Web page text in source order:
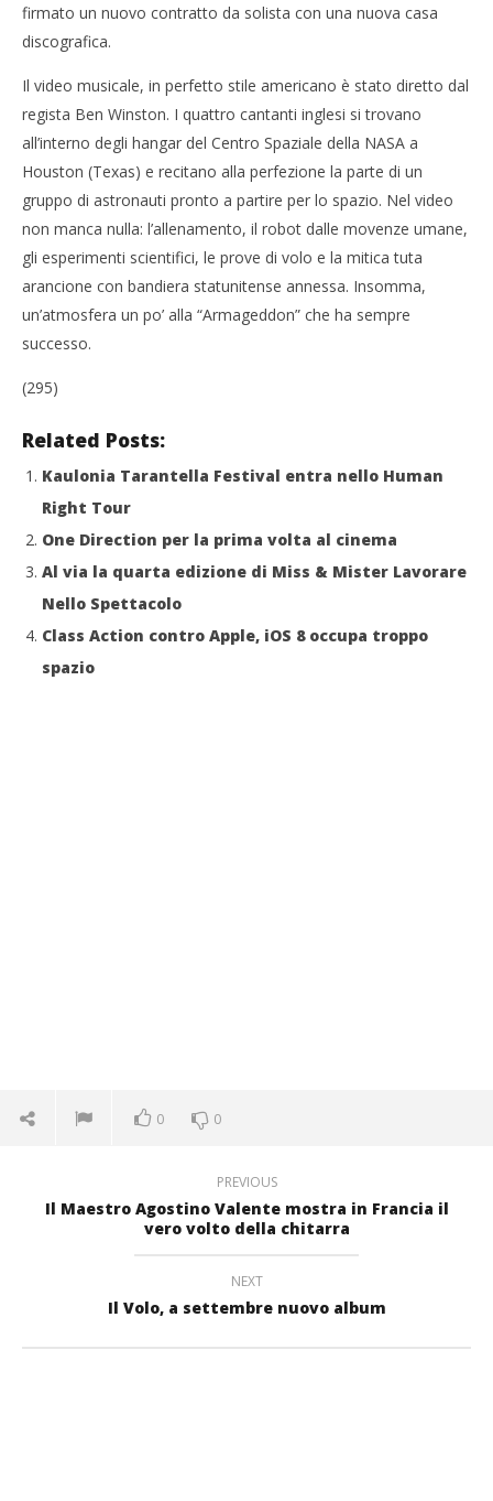
One Direction nello spazio
21/08/2015
firmato un nuovo contratto da solista con una nuova casa
discografica.
Il video musicale, in perfetto stile americano è stato diretto dal
regista Ben Winston. I quattro cantanti inglesi si trovano
all’interno degli hangar del Centro Spaziale della NASA a
Houston (Texas) e recitano alla perfezione la parte di un
gruppo di astronauti pronto a partire per lo spazio. Nel video
non manca nulla: l’allenamento, il robot dalle movenze umane,
gli esperimenti scientifici, le prove di volo e la mitica tuta
arancione con bandiera statunitense annessa. Insomma,
un’atmosfera un po’ alla “Armageddon” che ha sempre
successo.
(295)
Related Posts:
Kaulonia Tarantella Festival entra nello Human
Right Tour
One Direction per la prima volta al cinema
Al via la quarta edizione di Miss & Mister Lavorare
Nello Spettacolo
Class Action contro Apple, iOS 8 occupa troppo
spazio
0 0
PREVIOUS
Il Maestro Agostino Valente mostra in Francia il
vero volto della chitarra
NEXT
Il Volo, a settembre nuovo album